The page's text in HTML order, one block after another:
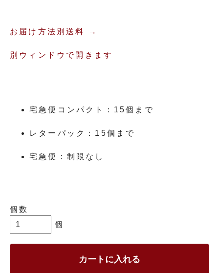
お届け方法別送料 →
別ウィンドウで開きます
宅急便コンパクト：15個まで
レターパック：15個まで
宅急便：制限なし
個数
個
カートに入れる